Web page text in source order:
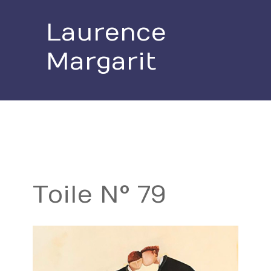
Laurence
Margarit
Toile N° 79